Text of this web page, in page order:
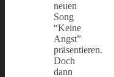
neuen
Song
“Keine
Angst”
präsentieren.
Doch
dann